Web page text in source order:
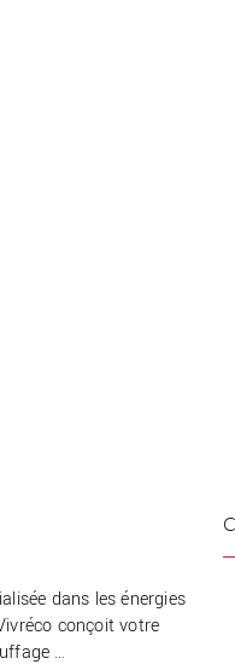
dans les énergies
conçoit votre
…